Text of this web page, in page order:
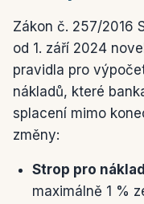
Zákon č. 257/2016
od 1. září 2024
pravidla pro
nákladů, které
splacení mimo
změny:
Strop pro
maximálně 1 %